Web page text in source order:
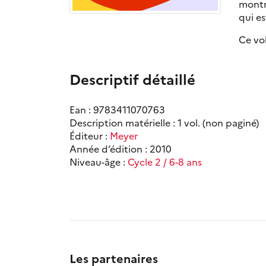
qui
Ce
Descriptif détaillé
Ean : 9783411070763
Description matérielle : 1 vol. (non paginé)
Éditeur : Meyer
Année d’édition : 2010
Niveau-âge : Cycle 2 / 6-8 ans
Les partenaires